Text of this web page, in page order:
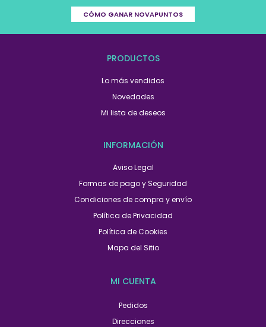
CÓMO GANAR NOVAPUNTOS
PRODUCTOS
Lo más vendidos
Novedades
Mi lista de deseos
INFORMACIÓN
Aviso Legal
Formas de pago y Seguridad
Condiciones de compra y envío
Política de Privacidad
Política de Cookies
Mapa del Sitio
MI CUENTA
Pedidos
Direcciones